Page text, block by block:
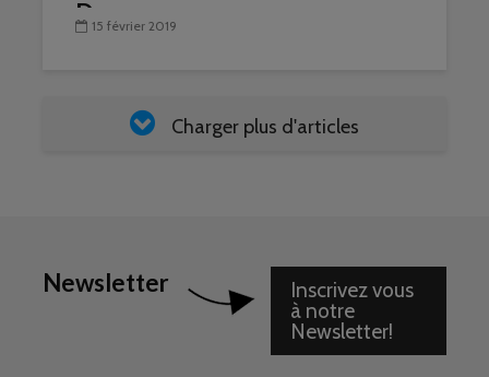
Dormeyer
15 février 2019
Charger plus d'articles
Newsletter
Inscrivez vous
à notre
Newsletter!